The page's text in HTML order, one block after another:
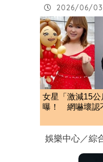
2026/06/03
女星「激減15公
曝！ 網嚇壞認
娛樂中心／綜